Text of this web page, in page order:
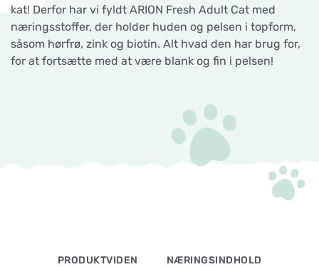
kat! Derfor har vi fyldt ARION Fresh Adult Cat med
næringsstoffer, der holder huden og pelsen i topform,
såsom hørfrø, zink og biotin. Alt hvad den har brug for,
for at fortsætte med at være blank og fin i pelsen!
PRODUKTVIDEN NÆRINGSINDHOLD